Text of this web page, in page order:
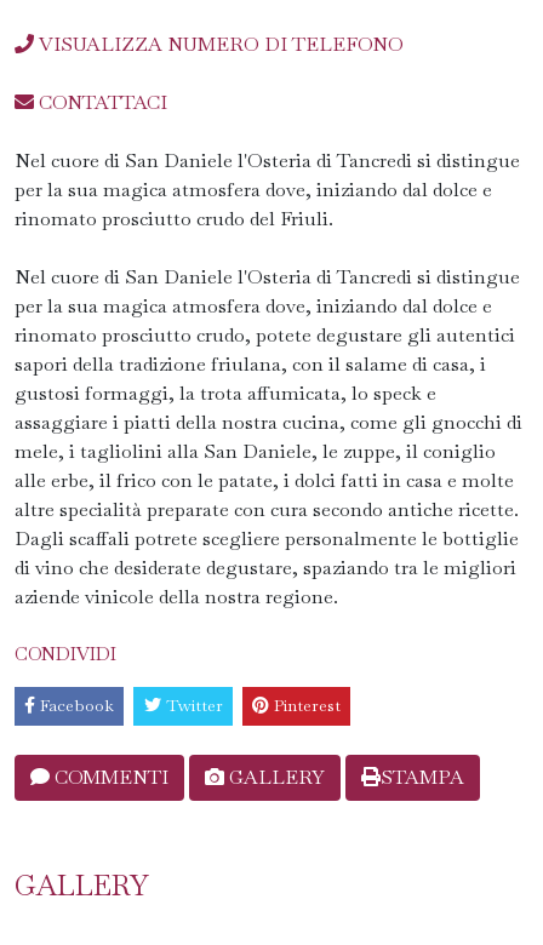
VISUALIZZA NUMERO DI TELEFONO
CONTATTACI
Nel cuore di San Daniele l'Osteria di Tancredi si distingue
per la sua magica atmosfera dove, iniziando dal dolce e
rinomato prosciutto crudo del Friuli.
Nel cuore di San Daniele l'Osteria di Tancredi si distingue
per la sua magica atmosfera dove, iniziando dal dolce e
rinomato prosciutto crudo, potete degustare gli autentici
sapori della tradizione friulana, con il salame di casa, i
gustosi formaggi, la trota affumicata, lo speck e
assaggiare i piatti della nostra cucina, come gli gnocchi di
mele, i tagliolini alla San Daniele, le zuppe, il coniglio
alle erbe, il frico con le patate, i dolci fatti in casa e molte
altre specialità preparate con cura secondo antiche ricette.
Dagli scaffali potrete scegliere personalmente le bottiglie
di vino che desiderate degustare, spaziando tra le migliori
aziende vinicole della nostra regione.
CONDIVIDI
Facebook Twitter Pinterest
COMMENTI GALLERY STAMPA
GALLERY